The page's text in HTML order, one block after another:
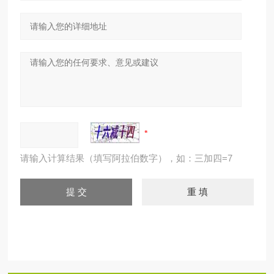
请输入计算结果（填写阿拉伯数字），如：三加四=7